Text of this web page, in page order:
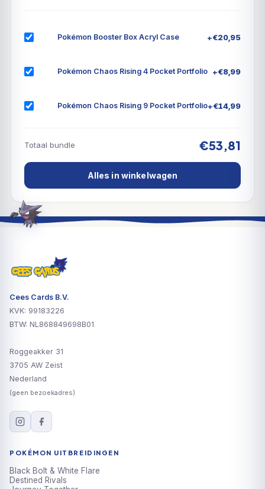
Pokémon Booster Box Acryl Case +€20,95
Pokémon Chaos Rising 4 Pocket Portfolio +€8,99
Pokémon Chaos Rising 9 Pocket Portfolio+€14,99
Totaal bundle €53,81
Alles in winkelwagen
Cees Cards B.V.
KVK: 99183226
BTW: NL868849698B01
Roggeakker 31
3705 AW Zeist
Nederland
(geen bezoekadres)
POKÉMON UITBREIDINGEN
Black Bolt & White Flare
Destined Rivals